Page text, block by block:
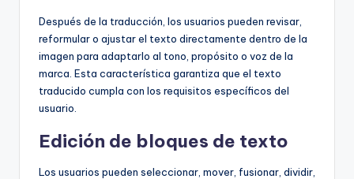
Después de la traducción, los usuarios pueden revisar,
reformular o ajustar el texto directamente dentro de la
imagen para adaptarlo al tono, propósito o voz de la
marca. Esta característica garantiza que el texto
traducido cumpla con los requisitos específicos del
usuario.
Edición de bloques de texto
Los usuarios pueden seleccionar, mover, fusionar, dividir,